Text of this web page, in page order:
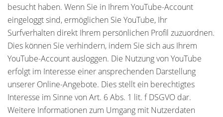
besucht haben. Wenn Sie in Ihrem YouTube-Account
eingeloggt sind, ermöglichen Sie YouTube, Ihr
Surfverhalten direkt Ihrem persönlichen Profil zuzuordnen.
Dies können Sie verhindern, indem Sie sich aus Ihrem
YouTube-Account ausloggen. Die Nutzung von YouTube
erfolgt im Interesse einer ansprechenden Darstellung
unserer Online-Angebote. Dies stellt ein berechtigtes
Interesse im Sinne von Art. 6 Abs. 1 lit. f DSGVO dar.
Weitere Informationen zum Umgang mit Nutzerdaten